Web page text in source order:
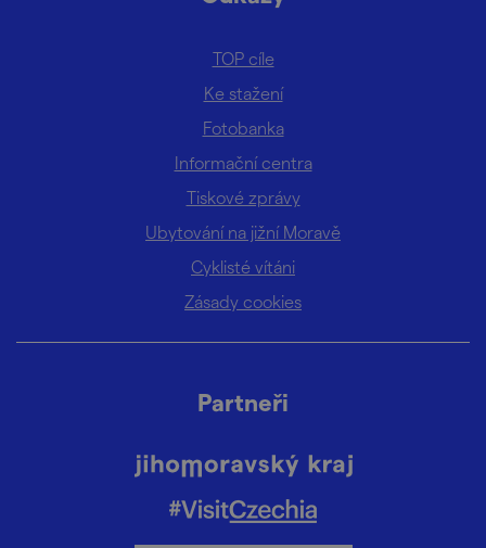
TOP cíle
Ke stažení
Fotobanka
Informační centra
Tiskové zprávy
Ubytování na jižní Moravě
Cyklisté vítáni
Zásady cookies
Partneři